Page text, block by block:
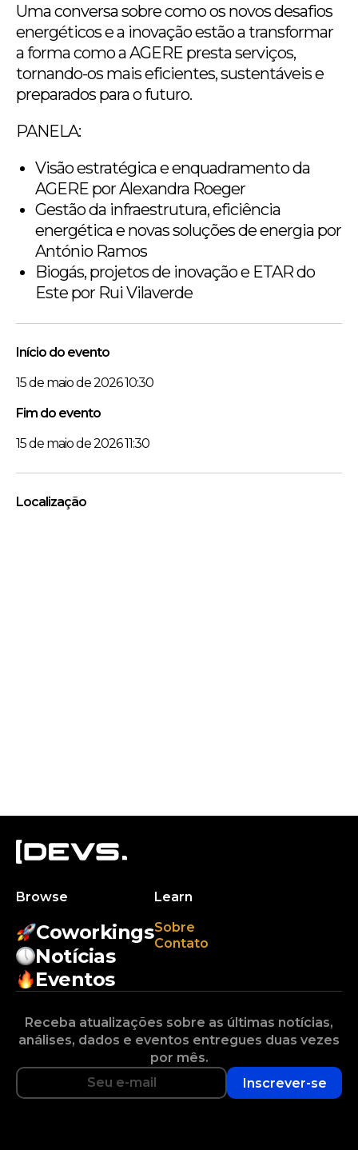
Uma conversa sobre como os novos desafios
energéticos e a inovação estão a transformar
a forma como a AGERE presta serviços,
tornando-os mais eficientes, sustentáveis e
preparados para o futuro.
PANELA:
Visão estratégica e enquadramento da
AGERE por Alexandra Roeger
Gestão da infraestrutura, eficiência
energética e novas soluções de energia por
António Ramos
Biogás, projetos de inovação e ETAR do
Este por Rui Vilaverde
Início do evento
15 de maio de 2026 10:30
Fim do evento
15 de maio de 2026 11:30
Localização
Browse
Coworkings
Notícias
Eventos
Learn
Sobre
Contato
Receba atualizações sobre as últimas notícias,
análises, dados e eventos entregues duas vezes
por mês.
Inscrever-se